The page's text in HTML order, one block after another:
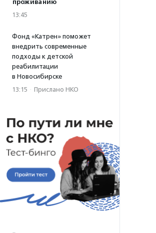
проживанию
13:45
Фонд «Катрен» поможет
внедрить современные
подходы к детской
реабилитации
в Новосибирске
13:15 · Прислано НКО